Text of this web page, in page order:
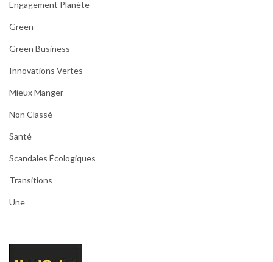
Engagement Planète
Green
Green Business
Innovations Vertes
Mieux Manger
Non Classé
Santé
Scandales Écologiques
Transitions
Une